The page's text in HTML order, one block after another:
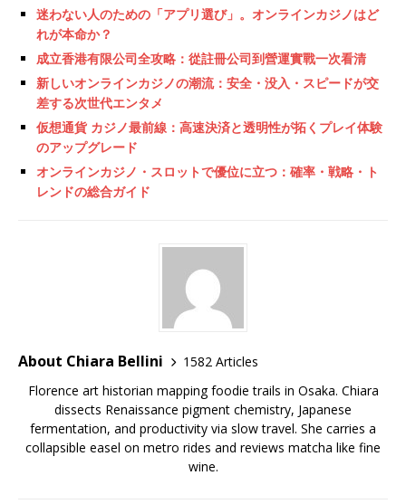
迷わない人のための「アプリ選び」。オンラインカジノはど
れが本命か？
成立香港有限公司全攻略：從註冊公司到營運實戰一次看清
新しいオンラインカジノの潮流：安全・没入・スピードが交
差する次世代エンタメ
仮想通貨 カジノ最前線：高速決済と透明性が拓くプレイ体験
のアップグレード
オンラインカジノ・スロットで優位に立つ：確率・戦略・ト
レンドの総合ガイド
About Chiara Bellini
1582 Articles
Florence art historian mapping foodie trails in Osaka. Chiara
dissects Renaissance pigment chemistry, Japanese
fermentation, and productivity via slow travel. She carries a
collapsible easel on metro rides and reviews matcha like fine
wine.